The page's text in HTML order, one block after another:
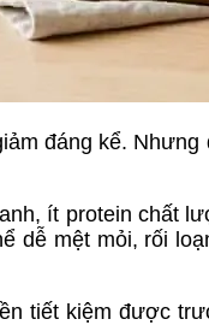
đáng kể.
ít protein chất
dễ mệt mỏi, rối
tiết kiệm được